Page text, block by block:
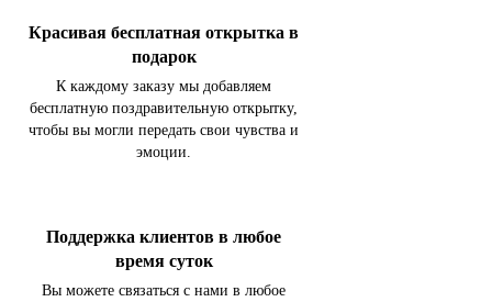
Красивая бесплатная открытка в
подарок
К каждому заказу мы добавляем
бесплатную поздравительную открытку,
чтобы вы могли передать свои чувства и
эмоции.
Поддержка клиентов в любое
время суток
Вы можете связаться с нами в любое